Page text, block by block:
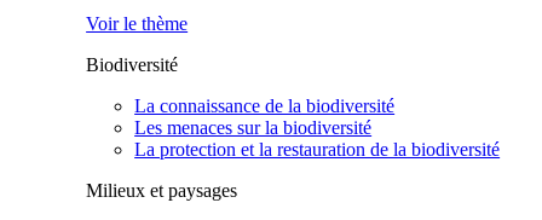
Voir le thème
Biodiversité
La connaissance de la biodiversité
Les menaces sur la biodiversité
La protection et la restauration de la biodiversité
Milieux et paysages